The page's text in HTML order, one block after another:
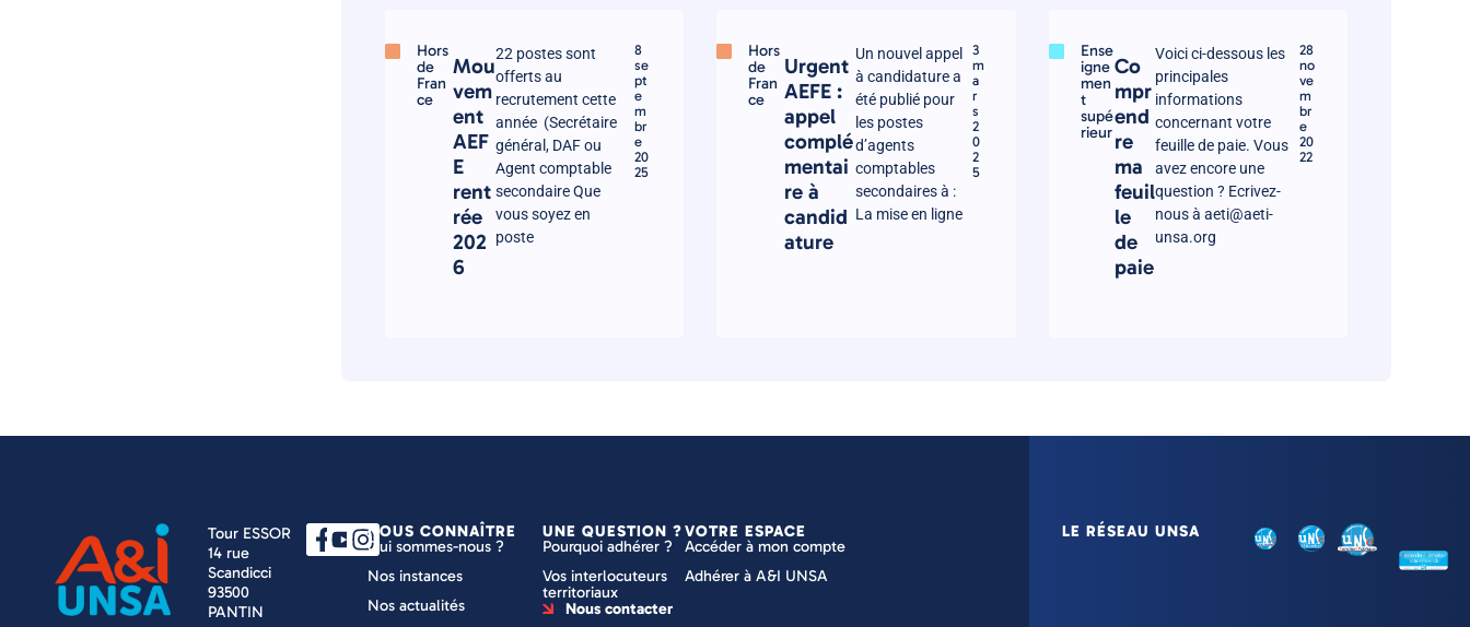
Hors
de
Fran
ce
Mou
vem
ent
AEF
E
rent
rée
202
6
22 postes sont
offerts au
recrutement cette
année (Secrétaire
général, DAF ou
Agent comptable
secondaire Que
vous soyez en
poste
8
se
pt
e
m
br
e
20
25
Hors
de
Fran
ce
Urgent
AEFE :
appel
complé
mentai
re à
candid
ature
Un nouvel appel
à candidature a
été publié pour
les postes
d’agents
comptables
secondaires à :
La mise en ligne
3
m
a
r
s
2
0
2
5
Ense
igne
men
t
supé
rieur
Co
mpr
end
re
ma
feuil
le
de
paie
Voici ci-dessous les
principales
informations
concernant votre
feuille de paie. Vous
avez encore une
question ? Ecrivez-
nous à aeti@aeti-
unsa.org
28
no
ve
m
br
e
20
22
Tour ESSOR
14 rue
Scandicci
93500
PANTIN
NOUS CONNAÎTRE
Qui sommes-nous ?
Nos instances
Nos actualités
UNE QUESTION ?
Pourquoi adhérer ?
Vos interlocuteurs
territoriaux
Nous contacter
VOTRE ESPACE
Accéder à mon compte
Adhérer à A&I UNSA
LE RÉSEAU UNSA